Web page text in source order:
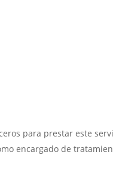
para prestar este
encargado de